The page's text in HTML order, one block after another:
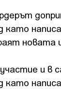
като
новата
и в
като